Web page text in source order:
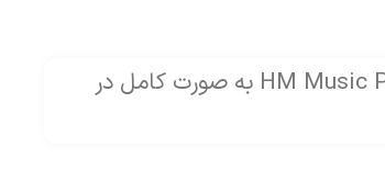
دانلود آلبوم افسانه ساز از HM Music Production به صورت کامل در